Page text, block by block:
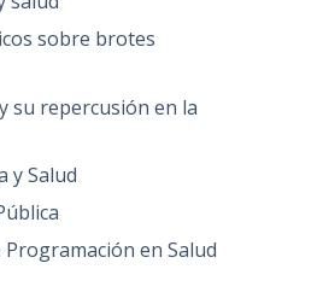
sobre brotes
su repercusión en la
y Salud
en Salud